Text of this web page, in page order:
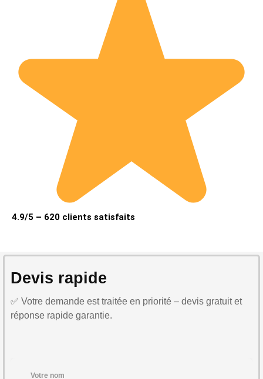
4.9/5 – 620 clients satisfaits
Devis rapide
✅ Votre demande est traitée en priorité – devis gratuit et
réponse rapide garantie.
Votre nom